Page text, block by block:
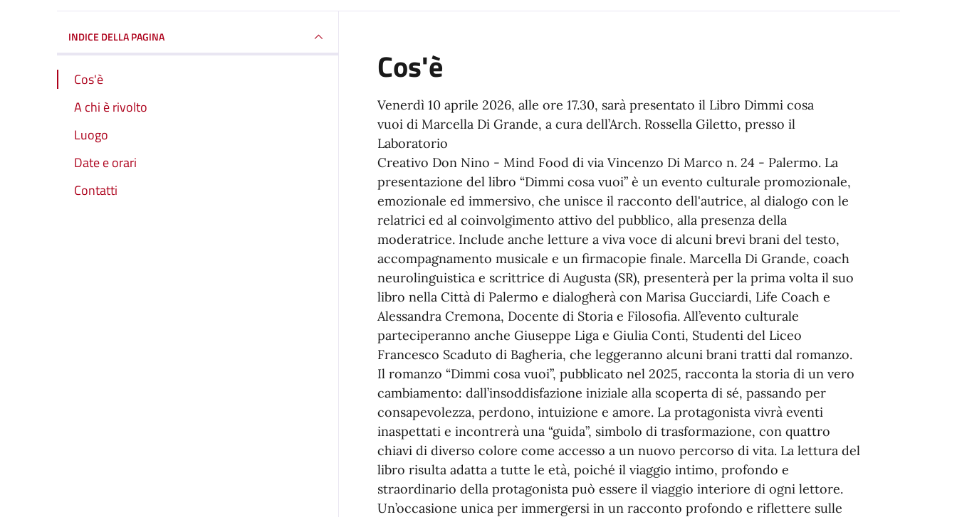
INDICE DELLA PAGINA
Cos'è
A chi è rivolto
Luogo
Date e orari
Contatti
Cos'è
Venerdì 10 aprile 2026, alle ore 17.30, sarà presentato il Libro Dimmi cosa
vuoi di Marcella Di Grande, a cura dell’Arch. Rossella Giletto, presso il
Laboratorio
Creativo Don Nino - Mind Food di via Vincenzo Di Marco n. 24 - Palermo. La
presentazione del libro “Dimmi cosa vuoi” è un evento culturale promozionale,
emozionale ed immersivo, che unisce il racconto dell'autrice, al dialogo con le
relatrici ed al coinvolgimento attivo del pubblico, alla presenza della
moderatrice. Include anche letture a viva voce di alcuni brevi brani del testo,
accompagnamento musicale e un firmacopie finale. Marcella Di Grande, coach
neurolinguistica e scrittrice di Augusta (SR), presenterà per la prima volta il suo
libro nella Città di Palermo e dialogherà con Marisa Gucciardi, Life Coach e
Alessandra Cremona, Docente di Storia e Filosofia. All’evento culturale
parteciperanno anche Giuseppe Liga e Giulia Conti, Studenti del Liceo
Francesco Scaduto di Bagheria, che leggeranno alcuni brani tratti dal romanzo.
Il romanzo “Dimmi cosa vuoi”, pubblicato nel 2025, racconta la storia di un vero
cambiamento: dall’insoddisfazione iniziale alla scoperta di sé, passando per
consapevolezza, perdono, intuizione e amore. La protagonista vivrà eventi
inaspettati e incontrerà una “guida”, simbolo di trasformazione, con quattro
chiavi di diverso colore come accesso a un nuovo percorso di vita. La lettura del
libro risulta adatta a tutte le età, poiché il viaggio intimo, profondo e
straordinario della protagonista può essere il viaggio interiore di ogni lettore.
Un’occasione unica per immergersi in un racconto profondo e riflettere sulle